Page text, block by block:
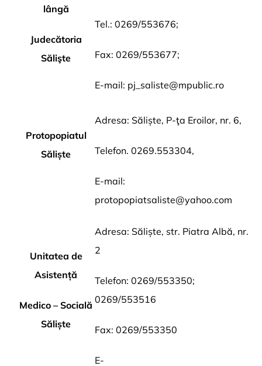
lângă
Judecătoria
Sălişte
Tel.: 0269/553676;
Fax: 0269/553677;
E-mail: pj_saliste@mpublic.ro
Protopopiatul
Săliște
Adresa: Săliște, P-ţa Eroilor, nr. 6,
Telefon. 0269.553304,
E-mail:
protopopiatsaliste@yahoo.com
Unitatea de
Asistență
Medico – Socială
Săliște
Adresa: Săliște, str. Piatra Albă, nr.
2
Telefon: 0269/553350;
0269/553516
Fax: 0269/553350
E-